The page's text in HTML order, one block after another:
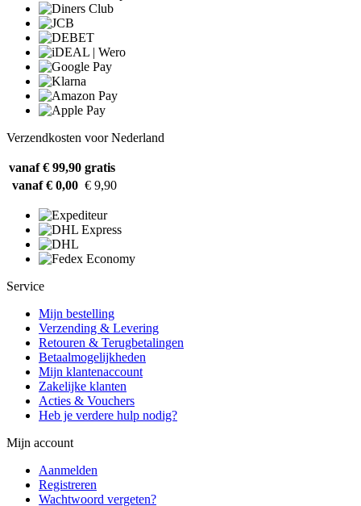
Verzendkosten voor Nederland
vanaf € 99,90 gratis
vanaf € 0,00 € 9,90
Service
Mijn bestelling
Verzending & Levering
Retouren & Terugbetalingen
Betaalmogelijkheden
Mijn klantenaccount
Zakelijke klanten
Acties & Vouchers
Heb je verdere hulp nodig?
Mijn account
Aanmelden
Registreren
Wachtwoord vergeten?